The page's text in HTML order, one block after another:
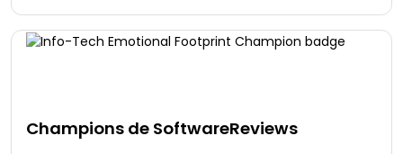
Champions de SoftwareReviews